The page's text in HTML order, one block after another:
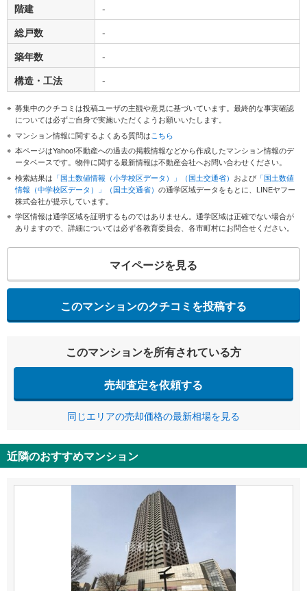
階建
-
総戸数
-
築年数
-
構造・工法
-
募集中のクチコミは投稿ユーザの主観や意見に基づいています。最終的な事実確認
については必ずご自身で実施いただくようお願いいたします。
マンション情報に関するよくある質問はこちら
本ページはYahoo!不動産への過去の掲載情報などから作成したマンション情報のデ
ータベースです。物件に関する最新情報は不動産会社へお問い合わせください。
検索結果は 「国土数値情報（小学校区データ）」（国土交通省） および 「国土数値
情報（中学校区データ）」（国土交通省） の通学区域データをもとに、LINEヤフー
株式会社が提示しています。
学区情報は通学区域を証明するものではありません。通学区域は正確でない場合が
ありますので、詳細については必ず各教育委員会、各市町村にお問合せください。
マイページを見る
このマンションのクチコミを投稿する
このマンションを所有されている方
売却査定を依頼する
同じエリアの売却価格の最新相場を見る
近隣のおすすめマンション